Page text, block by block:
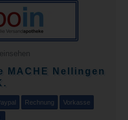
MACHE Nellingen
Rechnung Vorkasse